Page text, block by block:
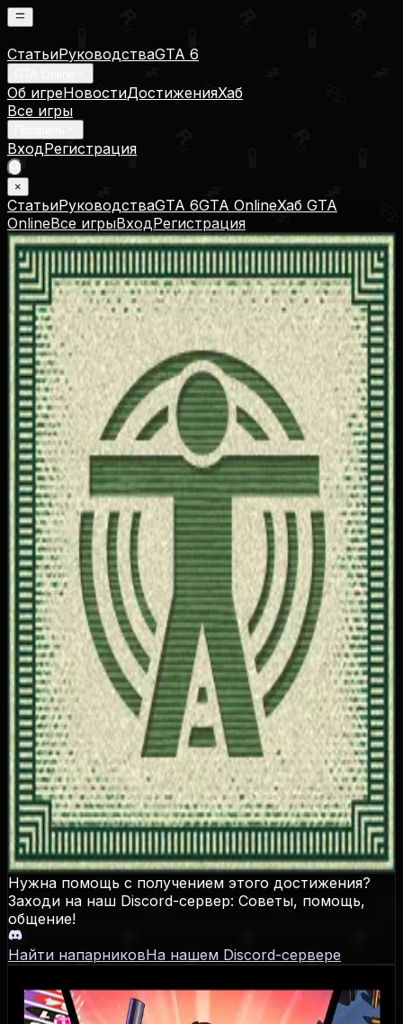
СтатьиРуководстваGTA 6
Об игреНовостиДостиженияХаб
Все игры
ВходРегистрация
×
СтатьиРуководстваGTA 6GTA OnlineХаб GTA
OnlineВсе игрыВходРегистрация
Неуязвимый
Can't Touch This
30 Бронзовый трофей
Описание достижения
GTA Online: выполнить завершающую операцию
ограбления, не получив урона
Нужна помощь с получением этого достижения?
Заходи на наш Discord-сервер: Советы, помощь,
общение!
Найти напарниковНа нашем Discord-сервере
Grand Theft Auto Online